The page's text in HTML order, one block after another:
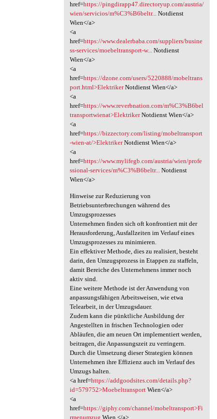
href=https://pingdirapp47.directoryup.com/austria/
wien/servicios/m%C3%B6beltr...
Notdienst
Wien</a>
<a
href=https://www.dealerbaba.com/suppliers/busine
ss-services/moebeltransport-w...
Notdienst
Wien</a>
<a
href=https://dzone.com/users/5220888/mobeltrans
port.html>ElektrikerNotdienst Wien</a>
<a
href=https://www.reverbnation.com/m%C3%B6bel
transportwienat>ElektrikerNotdienst Wien</a>
<a
href=https://bizzectory.com/listing/mobeltransport
-wien-at/>ElektrikerNotdienst Wien</a>
<a
href=https://www.mylifegb.com/austria/wien/profe
ssional-services/m%C3%B6beltr...
Notdienst
Wien</a>
Hinweise zur Reduzierung von
Betriebsunterbrechungen während des
Umzugsprozesses
Unternehmen finden sich oft konfrontiert mit der
Herausforderung, Ausfallzeiten im Verlauf eines
Umzugsprozesses zu minimieren.
Ein effektiver Methode, dies zu realisiert, besteht
darin, den Umzugsprozess in Etappen zu staffeln,
damit Bereiche des Unternehmens immer noch
aktiv sind.
Eine weitere Methode ist der Anwendung von
anpassungsfähigen Arbeitsweisen, wie etwa
Telearbeit, in der Umzugsdauer.
Zudem kann die pünktliche Ausbildung der
Angestellten in frischen Technologien oder
Abläufen, die am neuen Ort implementiert werden,
beitragen, die Anpassungszeit zu verringern.
Durch die Umsetzung dieser Strategien können
Unternehmen ihre Effizienz auch im Verlauf des
Umzugs halten.
<a href=https://addgoodsites.com/details.php?
id=579752>MoebeltransportWien</a>
<a
href=https://giphy.com/channel/mobeltransport>Fi
rmenumzug Wien </a>